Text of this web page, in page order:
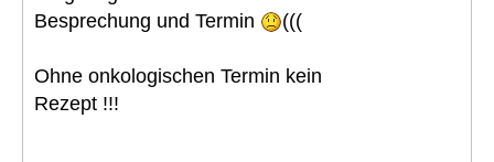
Besprechung und Termin
(((
Ohne onkologischen Termin kein
Rezept !!!